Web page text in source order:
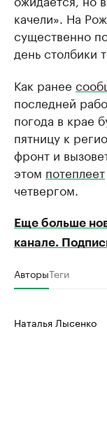
качели». На
существенно
день столбики
Как ранее
последней
погода в крае
пятницу к
фронт и
этом потеплеет
четвергом.
Еще больше
канале.
АвторыТеги
Наталья Лысенко